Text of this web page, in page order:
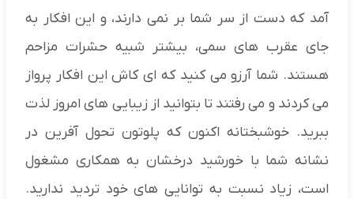
آمد که دست از سر شما بر نمی دارند، و این افکار به
جای عقرب های سمی، بیشتر شبیه حشرات مزاحم
هستند. شما آرزو می کنید که ای کاش این افکار پرواز
می کردند و می رفتند تا بتوانید از زیبایی های امروز لذت
ببرید. خوشبختانه اکنون که پلوتون تحول آفرین در
نشانه شما با خورشید درخشان به همکاری مشغول
است، زیاد نسبت به توانایی های خود تردید ندارید.